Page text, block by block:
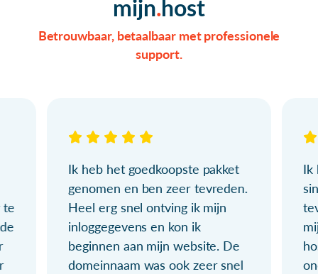
mijn host
Betrouwbaar, betaalbaar met professionele
support.
te
Ik heb het goedkoopste pakket
genomen en ben zeer tevreden.
Heel erg snel ontving ik mijn
inloggegevens en kon ik
beginnen aan mijn website. De
domeinnaam was ook zeer snel
Ik